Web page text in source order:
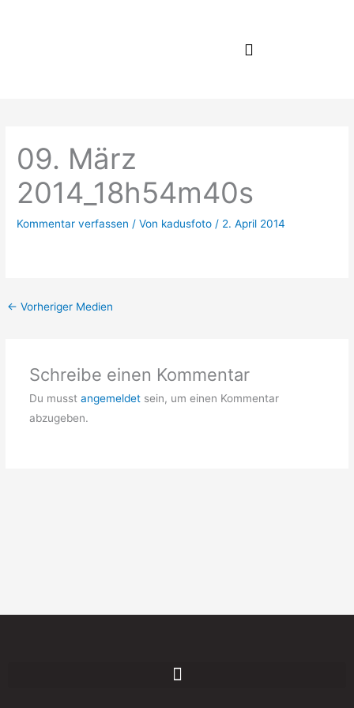
09. März
2014_18h54m40s
Kommentar verfassen / Von kadusfoto / 2. April 2014
← Vorheriger Medien
Schreibe einen Kommentar
Du musst angemeldetsein, um einen Kommentar
abzugeben.